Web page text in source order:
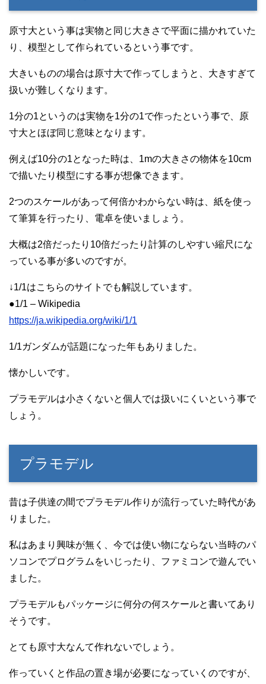
原寸大という事は実物と同じ大きさで平面に描かれていた
り、模型として作られているという事です。
大きいものの場合は原寸大で作ってしまうと、大きすぎて
扱いが難しくなります。
1分の1というのは実物を1分の1で作ったという事で、原
寸大とほぼ同じ意味となります。
例えば10分の1となった時は、1mの大きさの物体を10cm
で描いたり模型にする事が想像できます。
2つのスケールがあって何倍かわからない時は、紙を使っ
て筆算を行ったり、電卓を使いましょう。
大概は2倍だったり10倍だったり計算のしやすい縮尺にな
っている事が多いのですが。
↓1/1はこちらのサイトでも解説しています。
●1/1 – Wikipedia
https://ja.wikipedia.org/wiki/1/1
1/1ガンダムが話題になった年もありました。
懐かしいです。
プラモデルは小さくないと個人では扱いにくいという事で
しょう。
プラモデル
昔は子供達の間でプラモデル作りが流行っていた時代があ
りました。
私はあまり興味が無く、今では使い物にならない当時のパ
ソコンでプログラムをいじったり、ファミコンで遊んでい
ました。
プラモデルもパッケージに何分の何スケールと書いてあり
そうです。
とても原寸大なんて作れないでしょう。
作っていくと作品の置き場が必要になっていくのですが、